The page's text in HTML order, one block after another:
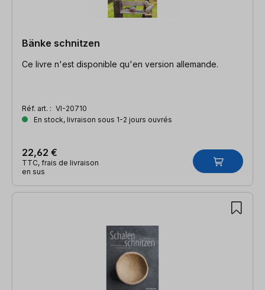
Bänke schnitzen
Ce livre n'est disponible qu'en version allemande.
Réf. art. : VI-20710
En stock, livraison sous 1-2 jours ouvrés
22,62 €
TTC, frais de livraison
en sus